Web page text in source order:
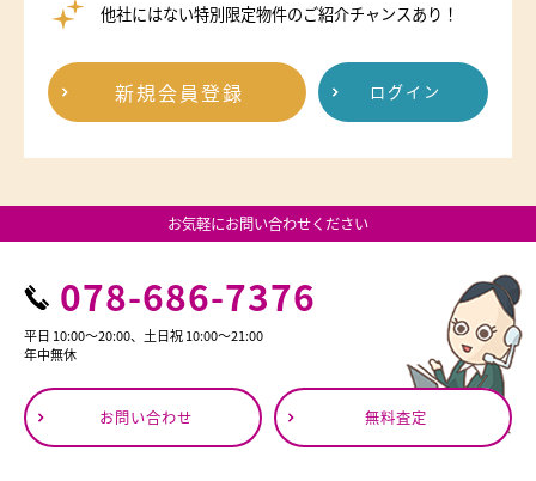
他社にはない特別限定物件のご紹介チャンスあり！
新規会員登録 ログイン
お気軽にお問い合わせください
078-686-7376
平日 10:00～20:00、土日祝 10:00～21:00
年中無休
お問い合わせ 無料査定